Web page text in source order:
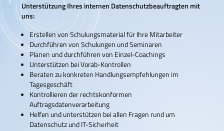
Unterstützung Ihres internen Datenschutzbeauftragten mit
uns:
Erstellen von Schulungsmaterial für Ihre Mitarbeiter
Durchführen von Schulungen und Seminaren
Planen und durchführen von Einzel-Coachings
Unterstützen bei Vorab-Kontrollen
Beraten zu konkreten Handlungsempfehlungen im
Tagesgeschäft
Kontrollieren der rechtskonformen
Auftragsdatenverarbeitung
Helfen und unterstützen bei allen Fragen rund um
Datenschutz und IT-Sicherheit